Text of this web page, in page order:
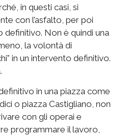
in questi casi, si
con l’asfalto, per poi
Non è quindi una
la volontà di
in un intervento definitivo.
in una piazza come
o piazza Castigliano, non
con gli operai e
programmare il lavoro,